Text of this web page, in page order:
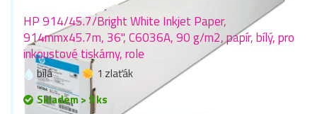
HP 914/45.7/Bright White Inkjet Paper,
914mmx45.7m, 36", C6036A, 90 g/m2, papír, bílý, pro
inkoustové tiskárny, role
bílá
1 zlaťák
Skladem > 9 ks